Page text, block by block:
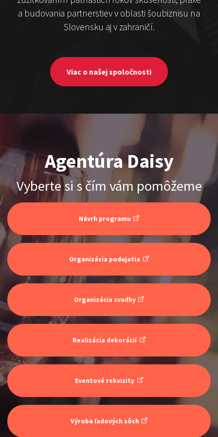
Čekovský vs. Hudák
Show program
Stand-up & Juraj „ŠOKO”
Tabaček
Show program StandupShow
Juraj Šoko Tabaček
ŠOKO & LUKY
Juraj Šoko Tabaček
Lukáš Adamec
INKOGNITO
a budovania partnerstiev v oblasti šoubiznisu na
Slovensku aj v zahraničí.
Viac o našej spoločnosti
Agentúra Daisy
Vyberte si s čím vám pomôžeme
Návrh programu
Organizácia podujatia
Organizácia svadby
Realizácia dekorácií
Eventové rekvizity
Výroba ľadových sôch